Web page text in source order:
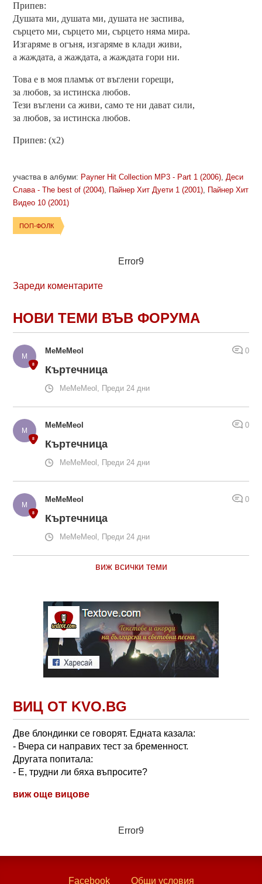
Припев:
Душата ми, душата ми, душата не заспива,
сърцето ми, сърцето ми, сърцето няма мира.
Изгаряме в огъня, изгаряме в клади живи,
а жаждата, а жаждата, а жаждата гори ни.
Това е в моя пламък от въглени горещи,
за любов, за истинска любов.
Тези въглени са живи, само те ни дават сили,
за любов, за истинска любов.
Припев: (x2)
участва в албуми: Payner Hit Collection MP3 - Part 1 (2006) Деси
Слава - The best of (2004)
Пайнер Хит Дуети 1 (2001)
Пайнер Хит
Видео 10 (2001)
ПОП-ФОЛК
Error9
Зареди коментарите
НОВИ ТЕМИ ВЪВ ФОРУМА
MeMeMeol 0
Къртечница
MeMeMeol, Преди 24 дни
MeMeMeol 0
Къртечница
MeMeMeol, Преди 24 дни
MeMeMeol 0
Къртечница
MeMeMeol, Преди 24 дни
виж всички теми
ВИЦ ОТ KVO.BG
Две блондинки се говорят. Едната казала:
- Вчера си направих тест за бременност.
Другата попитала:
- Е, трудни ли бяха въпросите?
виж още вицове
Error9
Facebook Общи условия